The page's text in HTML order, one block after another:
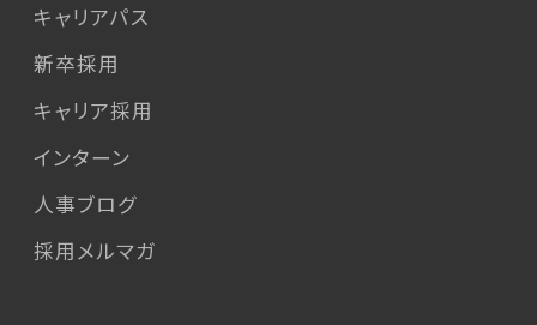
キャリアパス
新卒採用
キャリア採用
インターン
人事ブログ
採用メルマガ